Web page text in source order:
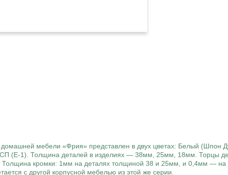
мебели «Фрия» представлен в двух цветах: Белый (Шпон
(Е-1). Толщина деталей в изделиях — 38мм, 25мм, 18мм. Торцы
Толщина кромки: 1мм на деталях толщиной 38 и 25мм, и 0,4мм —
с другой корпусной мебелью из этой же серии.